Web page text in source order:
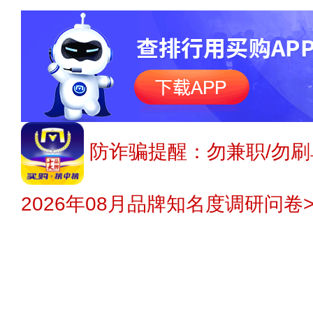
防诈骗提醒：勿兼职/勿
2026年08月品牌知名度调研问卷